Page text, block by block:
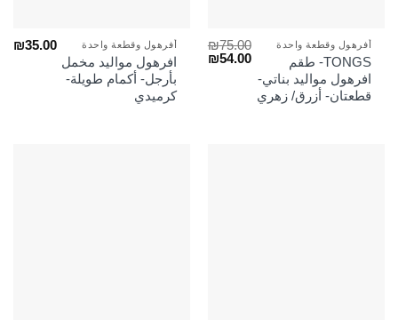
أفرهول وقطعة واحدة
TONGS- طقم
افرهول مواليد بناتي-
قطعتان- أزرق/ زهري
₪75.00
السعر₪54.00
السعر
الحالي
أفرهول وقطعة واحدة
افرهول مواليد مخمل
بأرجل- أكمام طويلة-
كرميدي
₪35.00